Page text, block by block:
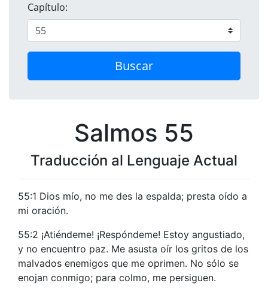
Capítulo:
Buscar
Salmos 55
Traducción al Lenguaje Actual
55:1 Dios mío, no me des la espalda; presta oído a
mi oración.
55:2 ¡Atiéndeme! ¡Respóndeme! Estoy angustiado,
y no encuentro paz. Me asusta oír los gritos de los
malvados enemigos que me oprimen. No sólo se
enojan conmigo; para colmo, me persiguen.